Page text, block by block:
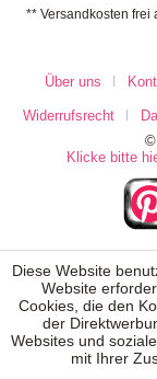
** Versandkosten frei
Über uns
Widerrufsrecht
©
Klicke bitte
Diese Website
Website
Cookies, die den
der
Websites und
mit Ihrer